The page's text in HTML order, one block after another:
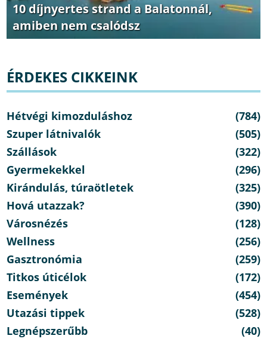
10 díjnyertes strand a Balatonnál,
amiben nem csalódsz
ÉRDEKES CIKKEINK
Hétvégi kimozduláshoz
(784)
Szuper látnivalók
(505)
Szállások
(322)
Gyermekekkel
(296)
Kirándulás, túraötletek
(325)
Hová utazzak?
(390)
Városnézés
(128)
Wellness
(256)
Gasztronómia
(259)
Titkos úticélok
(172)
Események
(454)
Utazási tippek
(528)
Legnépszerűbb
(40)